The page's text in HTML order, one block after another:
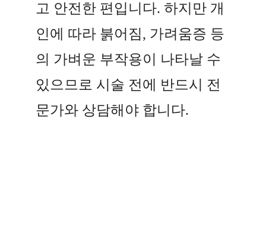
고 안전한 편입니다. 하지만 개
인에 따라 붉어짐, 가려움증 등
의 가벼운 부작용이 나타날 수
있으므로 시술 전에 반드시 전
문가와 상담해야 합니다.